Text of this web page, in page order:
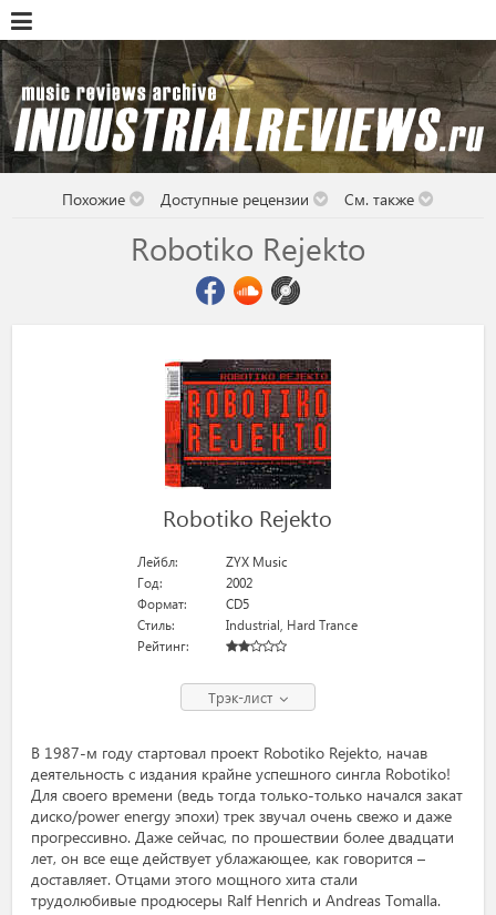
Похожие Доступные рецензии См. также
Robotiko Rejekto
Robotiko Rejekto
Лейбл:
ZYX Music
Год:
2002
Формат:
CD5
Стиль:
Industrial Hard Trance
Рейтинг:
Трэк-лист
В 1987-м году стартовал проект Robotiko Rejekto, начав
деятельность с издания крайне успешного сингла Robotiko!
Для своего времени (ведь тогда только-только начался закат
диско/power energy эпохи) трек звучал очень свежо и даже
прогрессивно. Даже сейчас, по прошествии более двадцати
лет, он все еще действует ублажающее, как говорится –
доставляет. Отцами этого мощного хита стали
трудолюбивые продюсеры Ralf Henrich и Andreas Tomalla.